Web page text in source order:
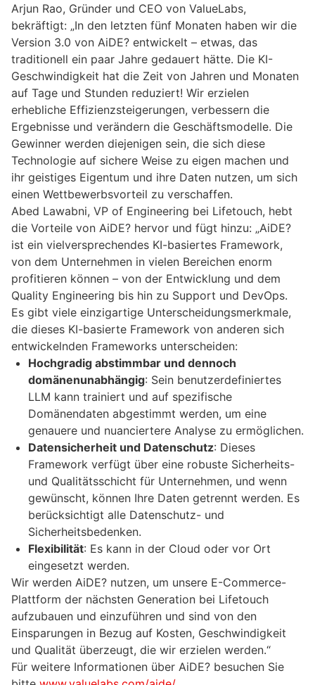
Arjun Rao, Gründer und CEO von ValueLabs,
bekräftigt: „In den letzten fünf Monaten haben wir die
Version 3.0 von AiDE? entwickelt – etwas, das
traditionell ein paar Jahre gedauert hätte. Die KI-
Geschwindigkeit hat die Zeit von Jahren und Monaten
auf Tage und Stunden reduziert! Wir erzielen
erhebliche Effizienzsteigerungen, verbessern die
Ergebnisse und verändern die Geschäftsmodelle. Die
Gewinner werden diejenigen sein, die sich diese
Technologie auf sichere Weise zu eigen machen und
ihr geistiges Eigentum und ihre Daten nutzen, um sich
einen Wettbewerbsvorteil zu verschaffen.
Abed Lawabni, VP of Engineering bei Lifetouch, hebt
die Vorteile von AiDE? hervor und fügt hinzu: „AiDE?
ist ein vielversprechendes KI-basiertes Framework,
von dem Unternehmen in vielen Bereichen enorm
profitieren können – von der Entwicklung und dem
Quality Engineering bis hin zu Support und DevOps.
Es gibt viele einzigartige Unterscheidungsmerkmale,
die dieses KI-basierte Framework von anderen sich
entwickelnden Frameworks unterscheiden:
Hochgradig abstimmbar und dennoch
domänenunabhängig: Sein benutzerdefiniertes
LLM kann trainiert und auf spezifische
Domänendaten abgestimmt werden, um eine
genauere und nuanciertere Analyse zu ermöglichen.
Datensicherheit und Datenschutz: Dieses
Framework verfügt über eine robuste Sicherheits-
und Qualitätsschicht für Unternehmen, und wenn
gewünscht, können Ihre Daten getrennt werden. Es
berücksichtigt alle Datenschutz- und
Sicherheitsbedenken.
Flexibilität: Es kann in der Cloud oder vor Ort
eingesetzt werden.
Wir werden AiDE? nutzen, um unsere E-Commerce-
Plattform der nächsten Generation bei Lifetouch
aufzubauen und einzuführen und sind von den
Einsparungen in Bezug auf Kosten, Geschwindigkeit
und Qualität überzeugt, die wir erzielen werden.“
Für weitere Informationen über AiDE? besuchen Sie